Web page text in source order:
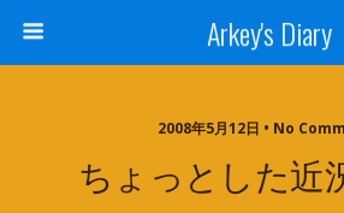
Arkey's Diary
2008年5月12日 • No
ちょっとした近